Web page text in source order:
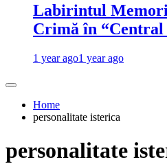
Labirintul
Crimă în “Central
1 year ago1 year ago
Home
personalitate isterica
personalitate